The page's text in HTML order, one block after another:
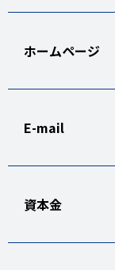
ホームページ
E-mail
資本金